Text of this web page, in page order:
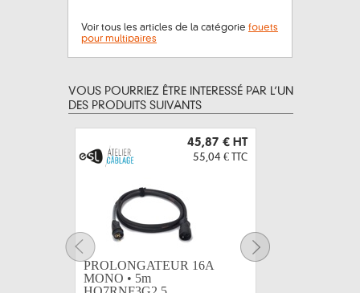
Voir tous les articles de la catégorie fouets
pour multipaires
VOUS POURRIEZ ÊTRE INTERESSÉ PAR L’UN
DES PRODUITS SUIVANTS
45,87 € HT
55,04 € TTC
PROLONGATEUR 16A
MONO • 5m